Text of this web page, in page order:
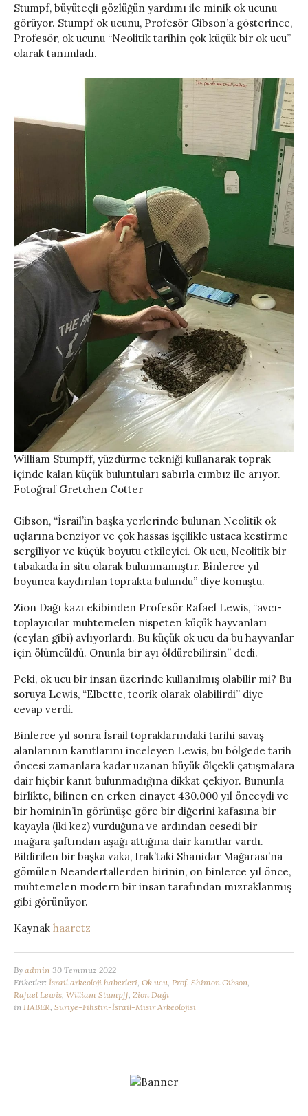
Stumpf, büyüteçli gözlüğün yardımı ile minik ok ucunu
görüyor. Stumpf ok ucunu, Profesör Gibson’a gösterince,
Profesör, ok ucunu “Neolitik tarihin çok küçük bir ok ucu”
olarak tanımladı.
William Stumpff, yüzdürme tekniği kullanarak toprak
içinde kalan küçük buluntuları sabırla cımbız ile arıyor.
Fotoğraf Gretchen Cotter
Gibson, “İsrail’in başka yerlerinde bulunan Neolitik ok
uçlarına benziyor ve çok hassas işçilikle ustaca kestirme
sergiliyor ve küçük boyutu etkileyici. Ok ucu, Neolitik bir
tabakada in situ olarak bulunmamıştır. Binlerce yıl
boyunca kaydırılan toprakta bulundu” diye konuştu.
Zion Dağı kazı ekibinden Profesör Rafael Lewis, “avcı-
toplayıcılar muhtemelen nispeten küçük hayvanları
(ceylan gibi) avlıyorlardı. Bu küçük ok ucu da bu hayvanlar
için ölümcüldü. Onunla bir ayı öldürebilirsin” dedi.
Peki, ok ucu bir insan üzerinde kullanılmış olabilir mi? Bu
soruya Lewis, “Elbette, teorik olarak olabilirdi” diye
cevap verdi.
Binlerce yıl sonra İsrail topraklarındaki tarihi savaş
alanlarının kanıtlarını inceleyen Lewis, bu bölgede tarih
öncesi zamanlara kadar uzanan büyük ölçekli çatışmalara
dair hiçbir kanıt bulunmadığına dikkat çekiyor. Bununla
birlikte, bilinen en erken cinayet 430.000 yıl önceydi ve
bir hominin’in görünüşe göre bir diğerini kafasına bir
kayayla (iki kez) vurduğuna ve ardından cesedi bir
mağara şaftından aşağı attığına dair kanıtlar vardı.
Bildirilen bir başka vaka, Irak’taki Shanidar Mağarası’na
gömülen Neandertallerden birinin, on binlerce yıl önce,
muhtemelen modern bir insan tarafından mızraklanmış
gibi görünüyor.
Kaynak haaretz
By admin 30 Temmuz 2022
Etiketler: İsrail arkeoloji haberleri Ok ucu Prof. Shimon Gibson
Rafael Lewis William Stumpff, Zion Dağı
in HABER Suriye-Filistin-İsrail-Mısır Arkeolojisi